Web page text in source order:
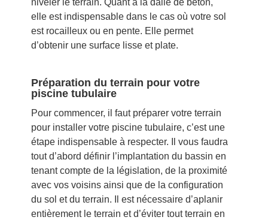
niveler le terrain. Quant à la dalle de béton,
elle est indispensable dans le cas où votre sol
est rocailleux ou en pente. Elle permet
d’obtenir une surface lisse et plate.
Préparation du terrain pour votre
piscine tubulaire
Pour commencer, il faut préparer votre terrain
pour installer votre piscine tubulaire, c’est une
étape indispensable à respecter. Il vous faudra
tout d’abord définir l’implantation du bassin en
tenant compte de la législation, de la proximité
avec vos voisins ainsi que de la configuration
du sol et du terrain. Il est nécessaire d’aplanir
entièrement le terrain et d’éviter tout terrain en